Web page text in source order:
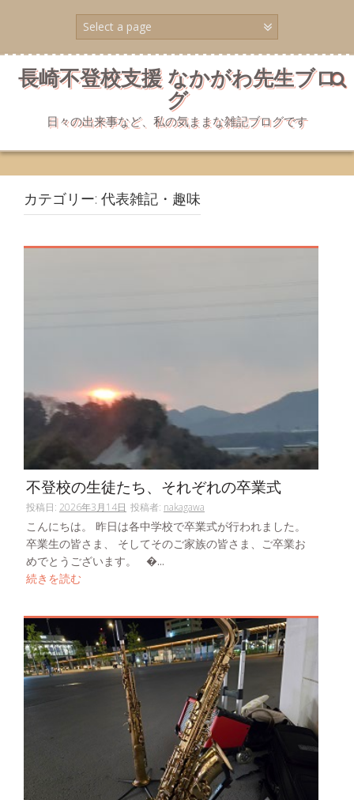
ン
プ
長崎不登校支援 なかがわ先生ブロ
グ
日々の出来事など、私の気ままな雑記ブログです
カテゴリー: 代表雑記・趣味
不登校の生徒たち、それぞれの卒業式
投稿日: 2026年3月14日 投稿者: nakagawa
こんにちは。 昨日は各中学校で卒業式が行われました。
卒業生の皆さま、 そしてそのご家族の皆さま、ご卒業お
めでとうございます。 �...
続きを読む